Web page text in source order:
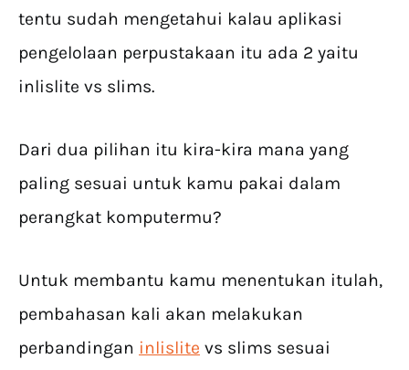
tentu sudah mengetahui kalau aplikasi
pengelolaan perpustakaan itu ada 2 yaitu
inlislite vs slims.
Dari dua pilihan itu kira-kira mana yang
paling sesuai untuk kamu pakai dalam
perangkat komputermu?
Untuk membantu kamu menentukan itulah,
pembahasan kali akan melakukan
perbandingan inlislite vs slims sesuai